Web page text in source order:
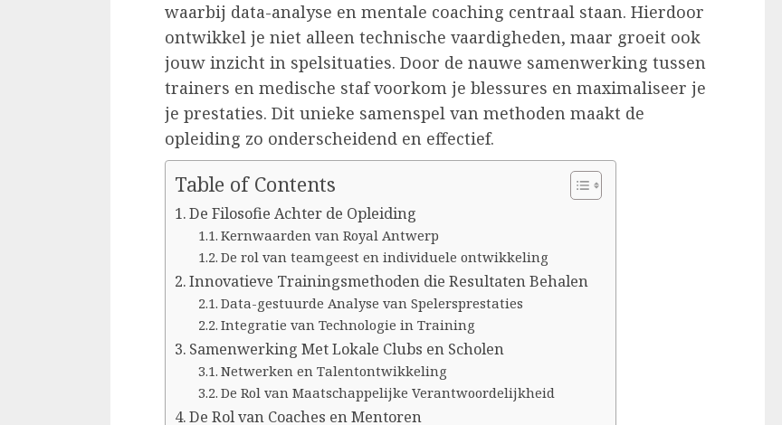
waarbij data-analyse en mentale coaching centraal staan. Hierdoor
ontwikkel je niet alleen technische vaardigheden, maar groeit ook
jouw inzicht in spelsituaties. Door de nauwe samenwerking tussen
trainers en medische staf voorkom je blessures en maximaliseer je
je prestaties. Dit unieke samenspel van methoden maakt de
opleiding zo onderscheidend en effectief.
Table of Contents
De Filosofie Achter de Opleiding
Kernwaarden van Royal Antwerp
De rol van teamgeest en individuele ontwikkeling
Innovatieve Trainingsmethoden die Resultaten Behalen
Data-gestuurde Analyse van Spelersprestaties
Integratie van Technologie in Training
Samenwerking Met Lokale Clubs en Scholen
Netwerken en Talentontwikkeling
De Rol van Maatschappelijke Verantwoordelijkheid
De Rol van Coaches en Mentoren